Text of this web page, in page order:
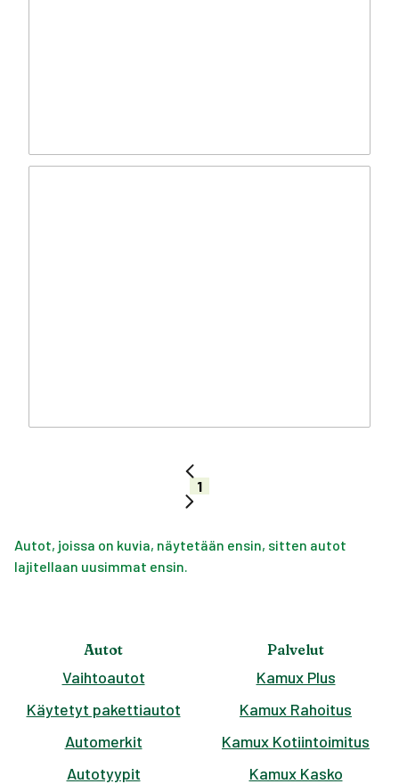
1
Autot, joissa on kuvia, näytetään ensin, sitten autot
lajitellaan uusimmat ensin.
Autot
Vaihtoautot
Käytetyt pakettiautot
Automerkit
Autotyypit
Palvelut
Kamux Plus
Kamux Rahoitus
Kamux Kotiintoimitus
Kamux Kasko